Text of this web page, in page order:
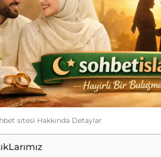
sitesi Hakkında Detaylar